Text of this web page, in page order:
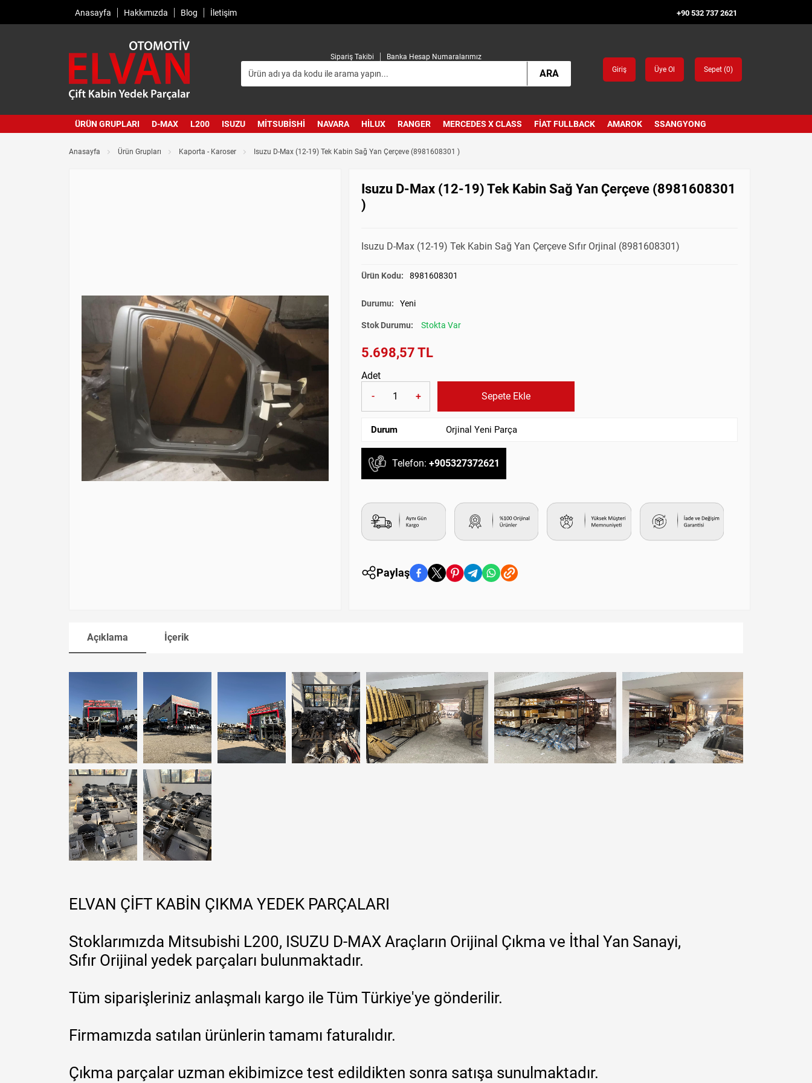
Anasayfa Hakkımızda Blog İletişim +90 532 737 2621
Sipariş Takibi Banka Hesap Numaralarımız
ARA Giriş Üye Ol Sepet (0)
ÜRÜN GRUPLARI D-MAX L200 ISUZU MITSUBISHI NAVARA HILUX RANGER MERCEDES X CLASS FIAT FULLBACK AMAROK SSANGYONG
Anasayfa Ürün Grupları Kaporta - Karoser Isuzu D-Max (12-19) Tek Kabin Sağ Yan Çerçeve (8981608301 )
Isuzu D-Max (12-19) Tek Kabin Sağ Yan Çerçeve (8981608301
)
Isuzu D-Max (12-19) Tek Kabin Sağ Yan Çerçeve Sıfır Orjinal (8981608301)
Ürün Kodu: 8981608301
Durumu: Yeni
Stok Durumu: Stokta Var
5.698,57 TL
Adet
-
+ Sepete Ekle
Durum Orjinal Yeni Parça
Telefon: +905327372621
Paylaş
Açıklama İçerik
ELVAN ÇİFT KABİN ÇIKMA YEDEK PARÇALARI
Stoklarımızda Mitsubishi L200, ISUZU D-MAX Araçların Orijinal Çıkma ve İthal Yan Sanayi,
Sıfır Orijinal yedek parçaları bulunmaktadır.
Tüm siparişleriniz anlaşmalı kargo ile Tüm Türkiye'ye gönderilir.
Firmamızda satılan ürünlerin tamamı faturalıdır.
Çıkma parçalar uzman ekibimizce test edildikten sonra satışa sunulmaktadır.